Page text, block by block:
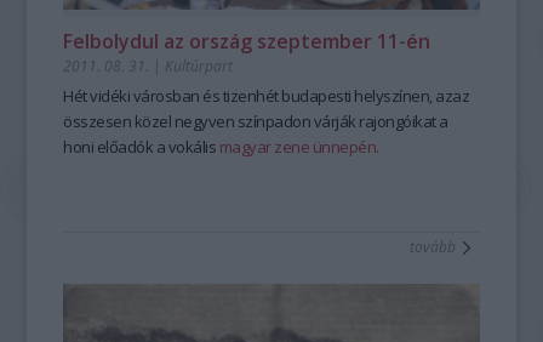
Felbolydul az ország szeptember 11-én
2011. 08. 31. | Kultúrpart
Hét vidéki városban és tizenhét budapesti helyszínen, azaz
összesen közel negyven színpadon várják rajongóikat a
honi előadók a vokális magyar zene ünnepén.
tovább